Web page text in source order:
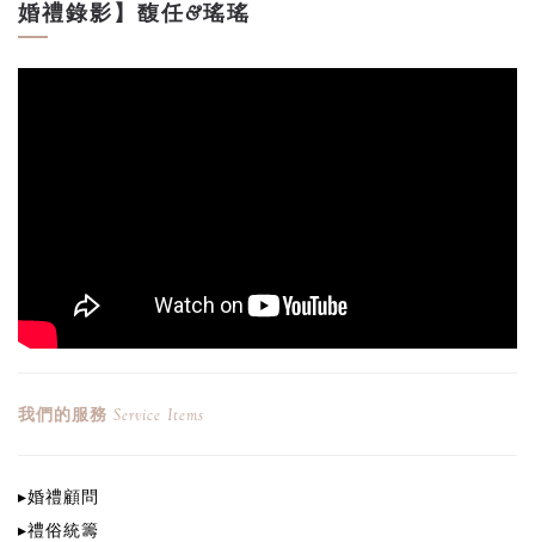
婚禮錄影】馥任&瑤瑤
我們的服務 Service Items
▸婚禮顧問
▸禮俗統籌